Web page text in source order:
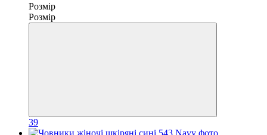
Розмір
Розмір
39